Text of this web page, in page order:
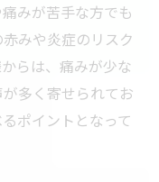
みが苦手な方でも
みや炎症のリスク
らは、痛みが少な
多く寄せられてお
ポイントとなって